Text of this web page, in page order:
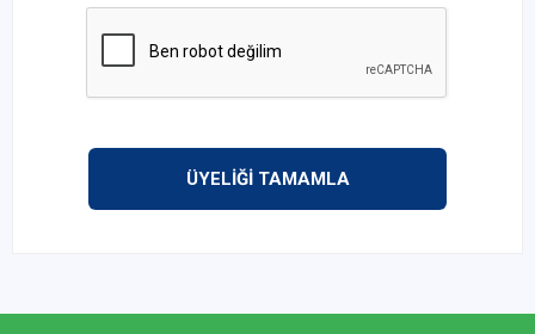
ÜYELİĞİ TAMAMLA